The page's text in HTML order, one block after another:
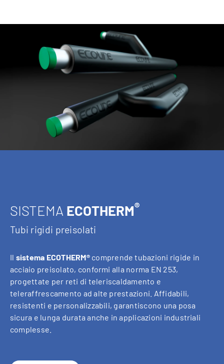
SISTEMA ECOTHERM®
Tubi rigidi preisolati
Il sistema ECOTHERM®comprende tubazioni rigide in
acciaio preisolato, conformi alla norma EN 253,
progettate per reti di teleriscaldamento e
teleraffrescamento ad alte prestazioni. Affidabili,
resistenti e personalizzabili, garantiscono una posa
sicura e lunga durata anche in applicazioni industriali
complesse.